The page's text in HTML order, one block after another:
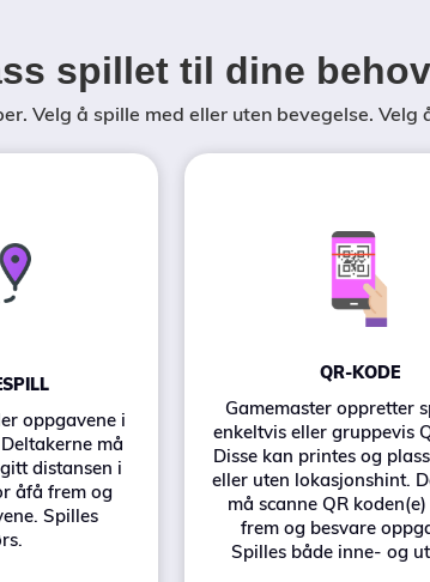
spillet til dine behov
Velg å spille med eller uten bevegelse. Velg
oppgavene i
må
distansen i
åfå frem og
Spilles
QR-KODE
Gamemaster oppretter
enkeltvis eller gruppevis
Disse kan printes og
eller uten lokasjonshint.
må scanne QR
frem og besvare
Spilles både inne- og